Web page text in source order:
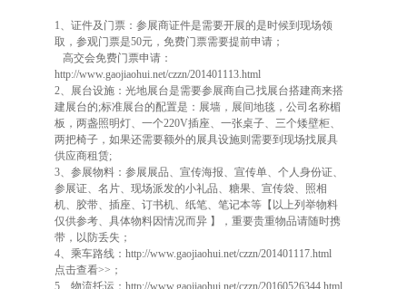
1、证件及门票：参展商证件是需要开展的是时候到现场领
取，参观门票是50元，免费门票需要提前申请；
高交会免费门票申请：
http://www.gaojiaohui.net/czzn/201401113.html
2、展台设施：光地展台是需要参展商自己找展台搭建商来搭
建展台的;标准展台的配置是：展墙，展间地毯，公司名称楣
板，两盏照明灯、一个220V插座、一张桌子、三个矮壁柜、
两把椅子，如果还需要额外的展具设施则需要到现场找展具
供应商租赁;
3、参展物料：参展展品、宣传海报、宣传单、个人身份证、
参展证、名片、现场派发的小礼品、糖果、宣传袋、照相
机、胶带、插座、订书机、纸笔、笔记本等【以上列举物料
仅供参考、具体物料因情况而异 】，重要贵重物品请随时携
带，以防丢失；
4、乘车路线： http://www.gaojiaohui.net/czzn/201401117.html
点击查看>> ；
5、物流托运： http://www.gaojiaohui.net/czzn/20160526344.html